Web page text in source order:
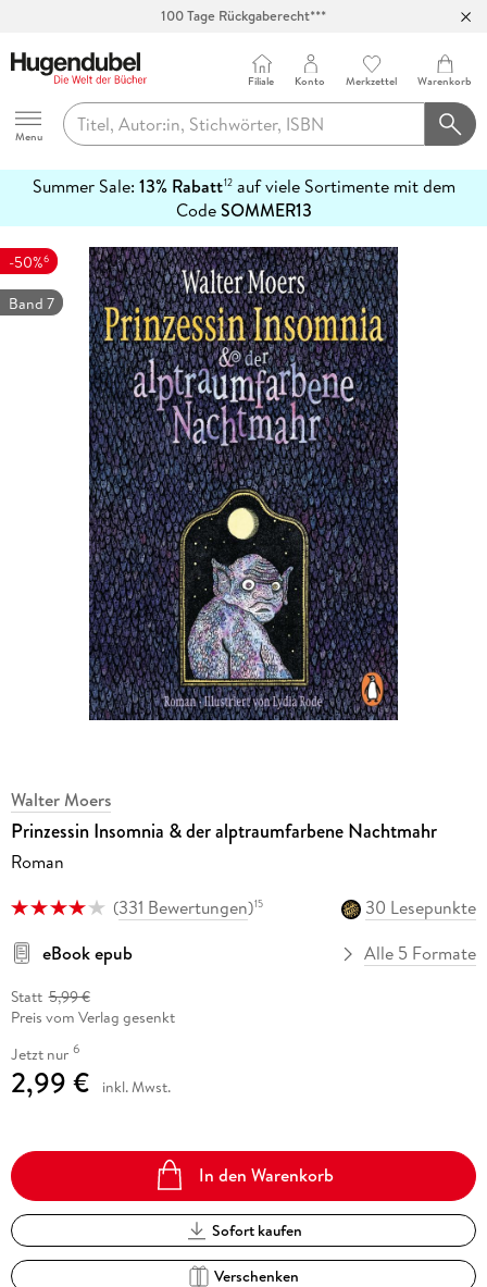
Hugendubel
Menu
Filiale Konto Merkzettel Warenkorb
Summer Sale: 13% Rabatt12auf viele Sortimente mit dem
CodeSOMMER13
erfahren
-50%6
Band 7
Walter Moers
Prinzessin Insomnia & der alptraumfarbene Nachtmahr
Roman
(331 Bewertungen)15
30 Lesepunkte
eBook epub
Alle 5 Formate
Statt 5,99 €
Preis vom Verlag gesenkt
Jetzt nur 6
2,99 € inkl. Mwst.
In den Warenkorb
Sofort kaufen
Verschenken